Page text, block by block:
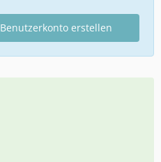
Benutzerkonto erstellen